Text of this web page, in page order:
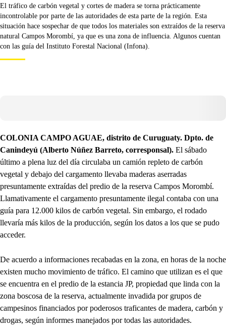
El tráfico de carbón vegetal y cortes de madera se torna prácticamente
incontrolable por parte de las autoridades de esta parte de la región. Esta
situación hace sospechar de que todos los materiales son extraídos de la reserva
natural Campos Morombí, ya que es una zona de influencia. Algunos cuentan
con las guía del Instituto Forestal Nacional (Infona).
COLONIA CAMPO AGUAE, distrito de Curuguaty. Dpto. de
Canindeyú (Alberto Núñez Barreto, corresponsal). El sábado
último a plena luz del día circulaba un camión repleto de carbón
vegetal y debajo del cargamento llevaba maderas aserradas
presuntamente extraídas del predio de la reserva Campos Morombí.
Llamativamente el cargamento presuntamente ilegal contaba con una
guía para 12.000 kilos de carbón vegetal. Sin embargo, el rodado
llevaría más kilos de la producción, según los datos a los que se pudo
acceder.
De acuerdo a informaciones recabadas en la zona, en horas de la noche
existen mucho movimiento de tráfico. El camino que utilizan es el que
se encuentra en el predio de la estancia JP, propiedad que linda con la
zona boscosa de la reserva, actualmente invadida por grupos de
campesinos financiados por poderosos traficantes de madera, carbón y
drogas, según informes manejados por todas las autoridades.